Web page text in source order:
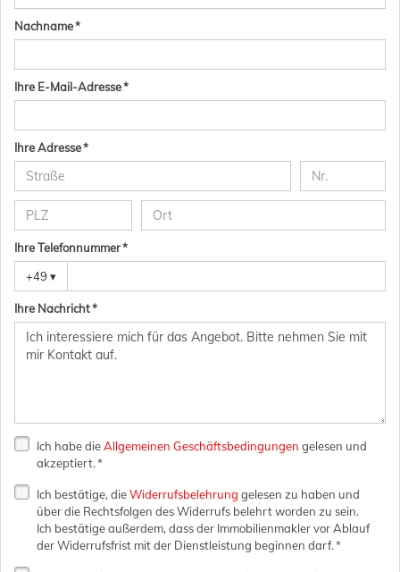
Nachname *
Ihre E-Mail-Adresse *
Ihre Adresse *
Ihre Telefonnummer *
+49 ▾
Ihre Nachricht *
Ich habe dieAllgemeinen Geschäftsbedingungen gelesen und
akzeptiert. *
Ich bestätige, dieWiderrufsbelehrung gelesen zu haben und
über die Rechtsfolgen des Widerrufs belehrt worden zu sein.
Ich bestätige außerdem, dass der Immobilienmakler vor Ablauf
der Widerrufsfrist mit der Dienstleistung beginnen darf. *